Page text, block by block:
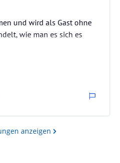
und wird als Gast ohne
wie man es sich es
wert
anzeigen